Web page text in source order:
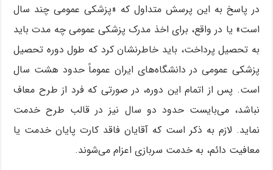
در پاسخ به این پرسش متداول که «پزشکی عمومی چند سال
است» یا در واقع، برای اخذ مدرک پزشکی عمومی چه مدت باید
به تحصیل پرداخت، باید خاطرنشان کرد که طول دوره تحصیل
پزشکی عمومی در دانشگاه‌های ایران عموماً حدود هشت سال
است. پس از اتمام این دوره، در صورتی که فرد از طرح معاف
نباشد، می‌بایست حدود دو سال نیز در قالب طرح خدمت
نماید. لازم به ذکر است که آقایان فاقد کارت پایان خدمت یا
معافیت دائم، به خدمت سربازی اعزام می‌شوند.